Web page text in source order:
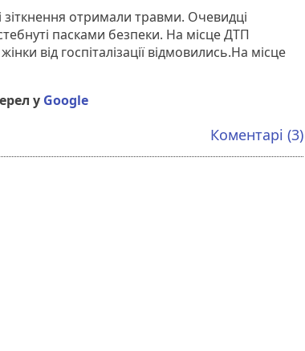
отримали травми. Очевидці
пасками безпеки. На місце ДТП
від госпіталізації відмовились.На місце
у Google
Коментарі (3)